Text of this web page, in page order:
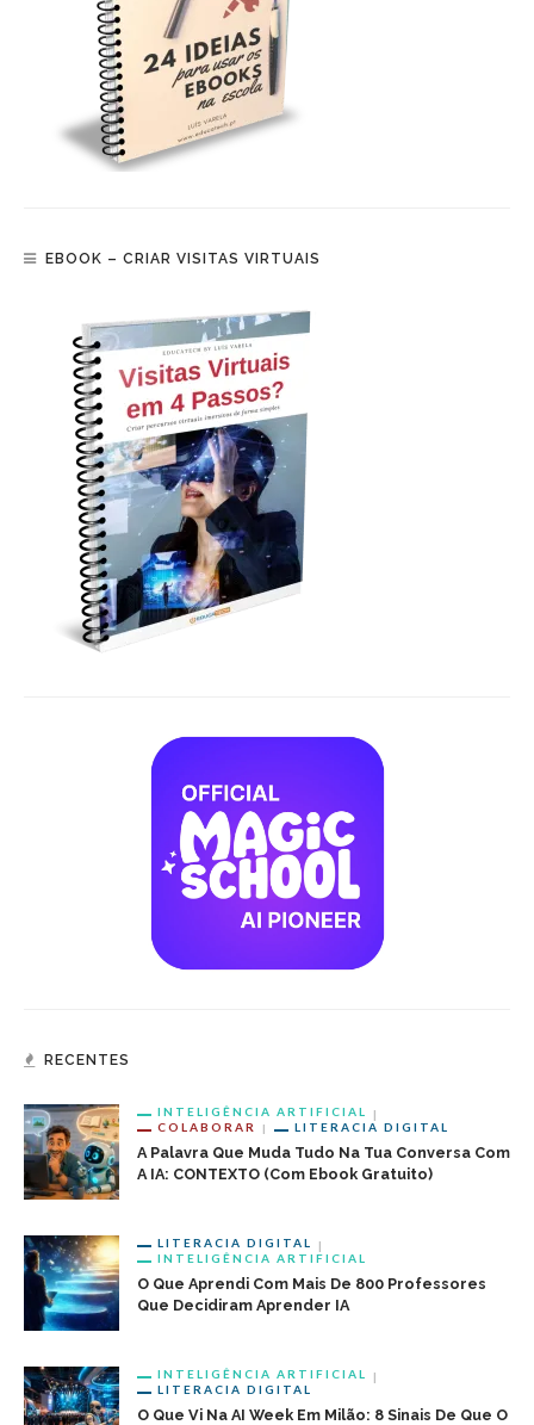
EBOOK – CRIAR VISITAS VIRTUAIS
RECENTES
INTELIGÊNCIA ARTIFICIAL
COLABORAR
LITERACIA DIGITAL
A Palavra Que Muda Tudo Na Tua Conversa Com
A IA: CONTEXTO (com Ebook Gratuito)
LITERACIA DIGITAL
INTELIGÊNCIA ARTIFICIAL
O Que Aprendi Com Mais De 800 Professores
Que Decidiram Aprender IA
INTELIGÊNCIA ARTIFICIAL
LITERACIA DIGITAL
O Que Vi Na AI Week Em Milão: 8 Sinais De Que O